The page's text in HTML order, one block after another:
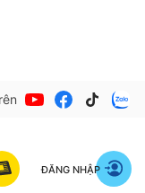
ĐĂNG NHẬP